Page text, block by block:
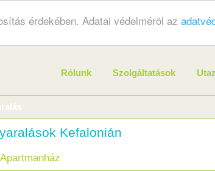
érdekében. Adatai védelméröl az
Rólunk Szolgáltatások
Kefalonián